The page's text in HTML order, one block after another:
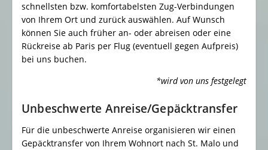
schnellsten bzw. komfortabelsten Zug-Verbindungen
von Ihrem Ort und zurück auswählen. Auf Wunsch
können Sie auch früher an- oder abreisen oder eine
Rückreise ab Paris per Flug (eventuell gegen Aufpreis)
bei uns buchen.
*wird von uns festgelegt
Unbeschwerte Anreise/Gepäcktransfer
Für die unbeschwerte Anreise organisieren wir einen
Gepäcktransfer von Ihrem Wohnort nach St. Malo und